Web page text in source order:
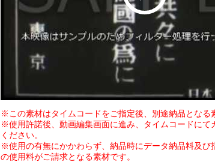
※この素材はタイムコードをご指定後、別途納品となる
※使用許諾後、動画編集画面に進み、タイムコードにて
ください。
※使用の有無にかかわらず、納品時にデータ納品料及び
の使用料がご請求となる素材です。